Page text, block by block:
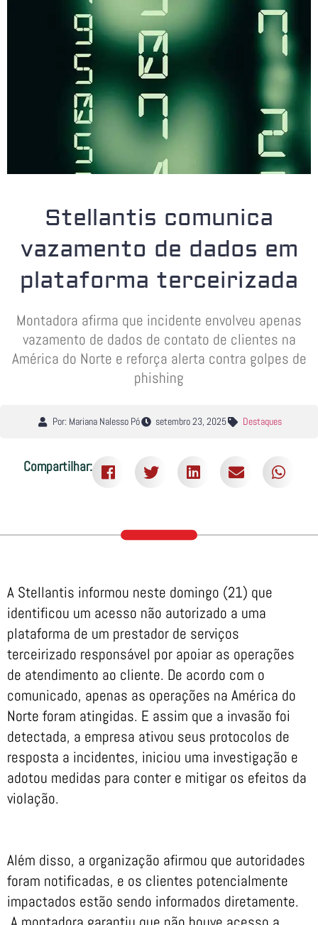
Stellantis comunica
vazamento de dados em
plataforma terceirizada
Montadora afirma que incidente envolveu apenas
vazamento de dados de contato de clientes na
América do Norte e reforça alerta contra golpes de
phishing
Por: Mariana Nalesso Pó setembro 23, 2025 Destaques
Compartilhar:
A Stellantis informou neste domingo (21) que
identificou um acesso não autorizado a uma
plataforma de um prestador de serviços
terceirizado responsável por apoiar as operações
de atendimento ao cliente. De acordo com o
comunicado, apenas as operações na América do
Norte foram atingidas. E assim que a invasão foi
detectada, a empresa ativou seus protocolos de
resposta a incidentes, iniciou uma investigação e
adotou medidas para conter e mitigar os efeitos da
violação.
Além disso, a organização afirmou que autoridades
foram notificadas, e os clientes potencialmente
impactados estão sendo informados diretamente.